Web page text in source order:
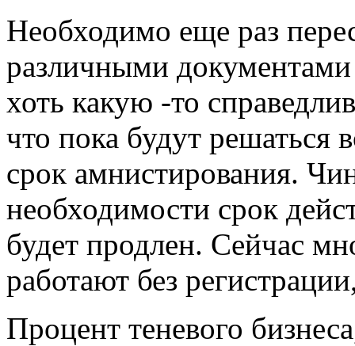
Необходимо еще раз
различными документами
хоть какую -то
что пока будут решаться
срок амнистирования.
необходимости срок
будет продлен. Сейчас
работают без
Процент теневого